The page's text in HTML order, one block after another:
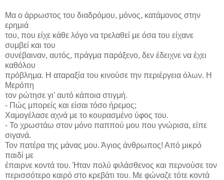
Μα ο άρρωστος του διαδρόμου, μόνος, κατάμονος στην
ερημιά
του, που είχε κάθε λόγο να τρελαθεί με όσα του είχανε
συμβεί και του
συνέβαιναν, αυτός, πράγμα παράξενο, δεν έδειχνε να έχει
καθόλου
πρόβλημα. Η αταραξία του κινούσε την περιέργεια όλων. Η
Μερόπη
τον ρώτησε γι’ αυτό κάποια στιγμή.
- Πώς μπορείς και είσαι τόσο ήρεμος;
Χαμογέλασε αχνά με το κουρασμένο ύφος του.
- Το χρωστάω στον μόνο παππού μου που γνώρισα, είπε
σιγανά.
Τον πατέρα της μάνας μου. Άγιος άνθρωπος! Από μικρό
παιδί με
έπαιρνε κοντά του. Ήταν πολύ φιλάσθενος και περνούσε τον
περισσότερο καιρό στο κρεβάτι του. Με φώναζε τότε κοντά